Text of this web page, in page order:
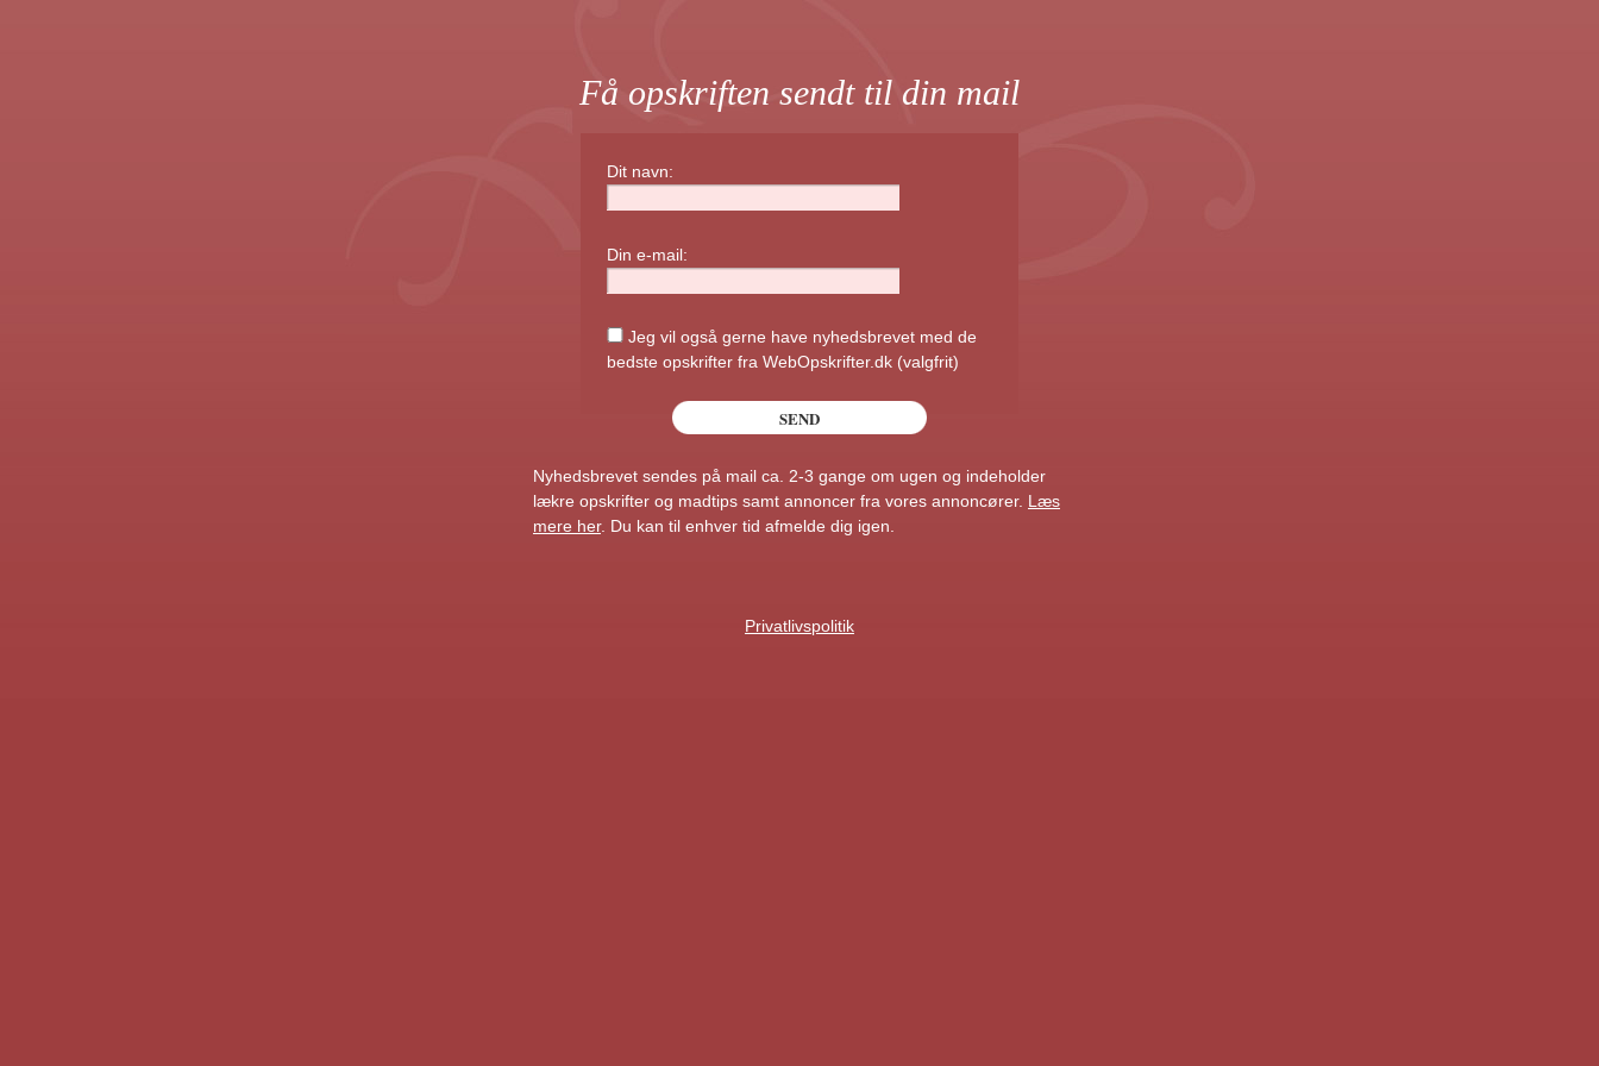
Få opskriften sendt til din mail
Dit navn:
Din e-mail:
Jeg vil også gerne have nyhedsbrevet med de
bedste opskrifter fra WebOpskrifter.dk (valgfrit)
Nyhedsbrevet sendes på mail ca. 2-3 gange om ugen og indeholder
lækre opskrifter og madtips samt annoncer fra vores annoncører. Læs
mere her. Du kan til enhver tid afmelde dig igen.
Privatlivspolitik